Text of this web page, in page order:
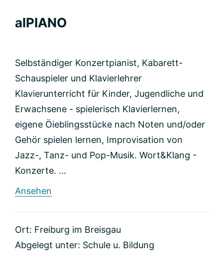
alPIANO
Selbständiger Konzertpianist, Kabarett-
Schauspieler und Klavierlehrer
Klavierunterricht für Kinder, Jugendliche und
Erwachsene - spielerisch Klavierlernen,
eigene Öieblingsstücke nach Noten und/oder
Gehör spielen lernen, Improvisation von
Jazz-, Tanz- und Pop-Musik. Wort&Klang -
Konzerte. ...
Ansehen
Ort: Freiburg im Breisgau
Abgelegt unter: Schule u. Bildung